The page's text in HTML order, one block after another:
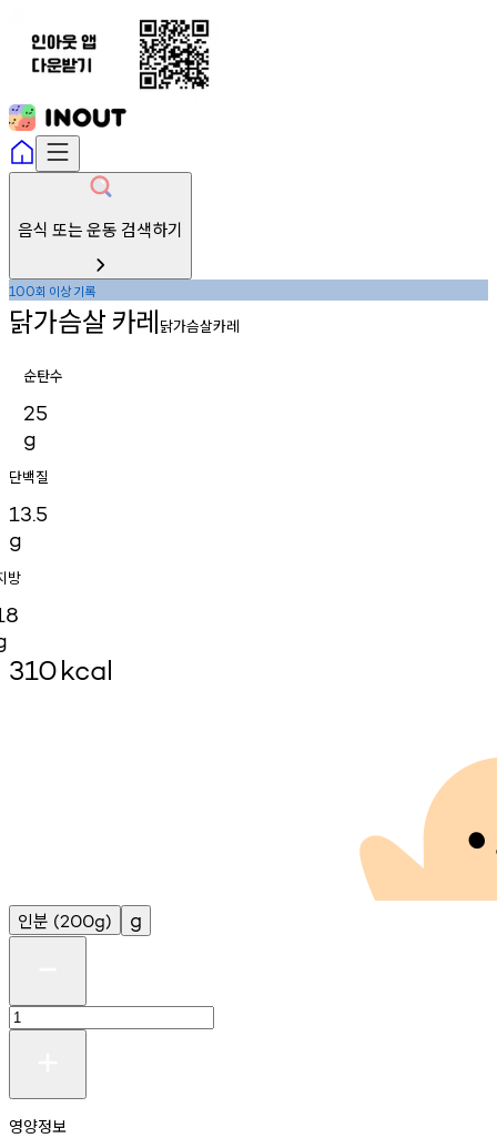
음식 또는 운동 검색하기
100회 이상기록
닭가슴살 카레닭가슴살카레
순탄수
25
g
단백질
13.5
g
방
310kcal
인분 (200g) g
영양정보